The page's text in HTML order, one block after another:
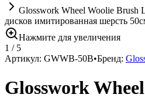
Glosswork Wheel Woolie Brush
дисков имитированная шерсть
Нажмите для увеличения
1 / 5
Артикул: GWWB-50B•Бренд:
Glosswork